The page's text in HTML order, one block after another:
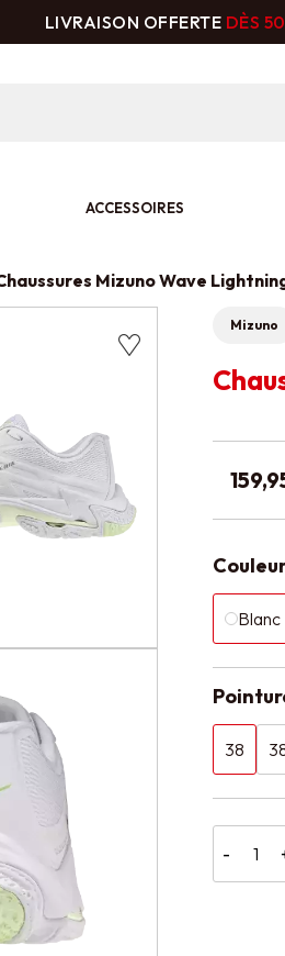
LIVRAISON OFFERTE DÈS
ACCESSOIRES
Mizuno Wave
Mizuno
Blanc
38
-